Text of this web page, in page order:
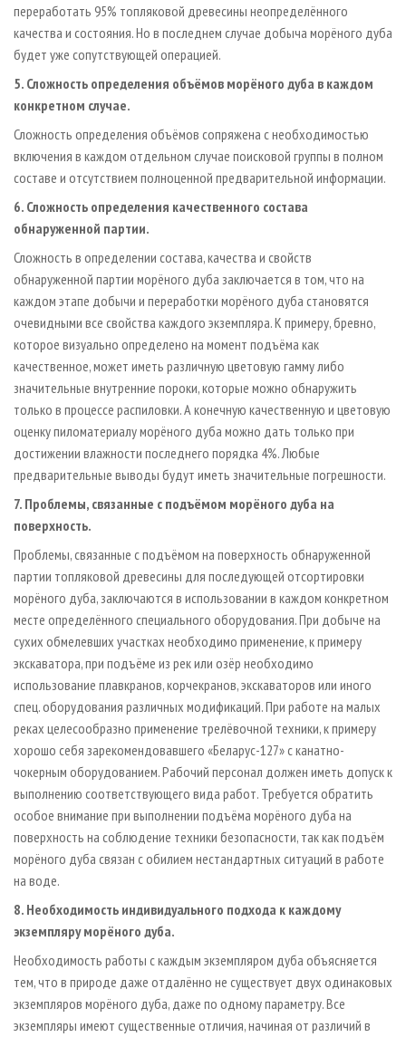
переработать 95% топляковой древесины неопределённого
качества и состояния. Но в последнем случае добыча морёного дуба
будет уже сопутствующей операцией.
5. Сложность определения объёмов морёного дуба в каждом
конкретном случае.
Сложность определения объёмов сопряжена с необходимостью
включения в каждом отдельном случае поисковой группы в полном
составе и отсутствием полноценной предварительной информации.
6. Сложность определения качественного состава
обнаруженной партии.
Сложность в определении состава, качества и свойств
обнаруженной партии морёного дуба заключается в том, что на
каждом этапе добычи и переработки морёного дуба становятся
очевидными все свойства каждого экземпляра. К примеру, бревно,
которое визуально определено на момент подъёма как
качественное, может иметь различную цветовую гамму либо
значительные внутренние пороки, которые можно обнаружить
только в процессе распиловки. А конечную качественную и цветовую
оценку пиломатериалу морёного дуба можно дать только при
достижении влажности последнего порядка 4%. Любые
предварительные выводы будут иметь значительные погрешности.
7. Проблемы, связанные с подъёмом морёного дуба на
поверхность.
Проблемы, связанные с подъёмом на поверхность обнаруженной
партии топляковой древесины для последующей отсортировки
морёного дуба, заключаются в использовании в каждом конкретном
месте определённого специального оборудования. При добыче на
сухих обмелевших участках необходимо применение, к примеру
экскаватора, при подъёме из рек или озёр необходимо
использование плавкранов, корчекранов, экскаваторов или иного
спец. оборудования различных модификаций. При работе на малых
реках целесообразно применение трелёвочной техники, к примеру
хорошо себя зарекомендовавшего «Беларус-127» с канатно-
чокерным оборудованием. Рабочий персонал должен иметь допуск к
выполнению соответствующего вида работ. Требуется обратить
особое внимание при выполнении подъёма морёного дуба на
поверхность на соблюдение техники безопасности, так как подъём
морёного дуба связан с обилием нестандартных ситуаций в работе
на воде.
8. Необходимость индивидуального подхода к каждому
экземпляру морёного дуба.
Необходимость работы с каждым экземпляром дуба объясняется
тем, что в природе даже отдалённо не существует двух одинаковых
экземпляров морёного дуба, даже по одному параметру. Все
экземпляры имеют существенные отличия, начиная от различий в